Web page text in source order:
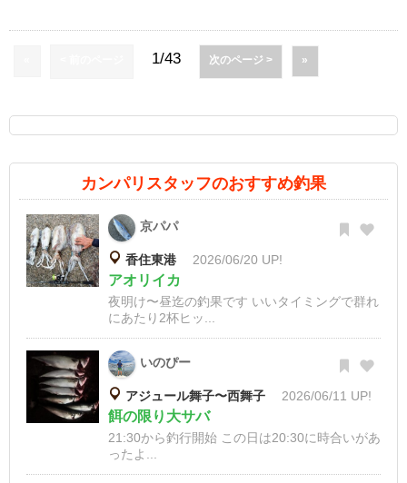
1/43 次のページ > »
カンパリスタッフのおすすめ釣果
京パパ
香住東港 2026/06/20 UP!
アオリイカ
夜明け〜昼迄の釣果です いいタイミングで群れ
にあたり2杯ヒッ...
いのぴー
アジュール舞子〜西舞子 2026/06/11 UP!
餌の限り大サバ
21:30から釣行開始 この日は20:30に時合いがあ
ったよ...